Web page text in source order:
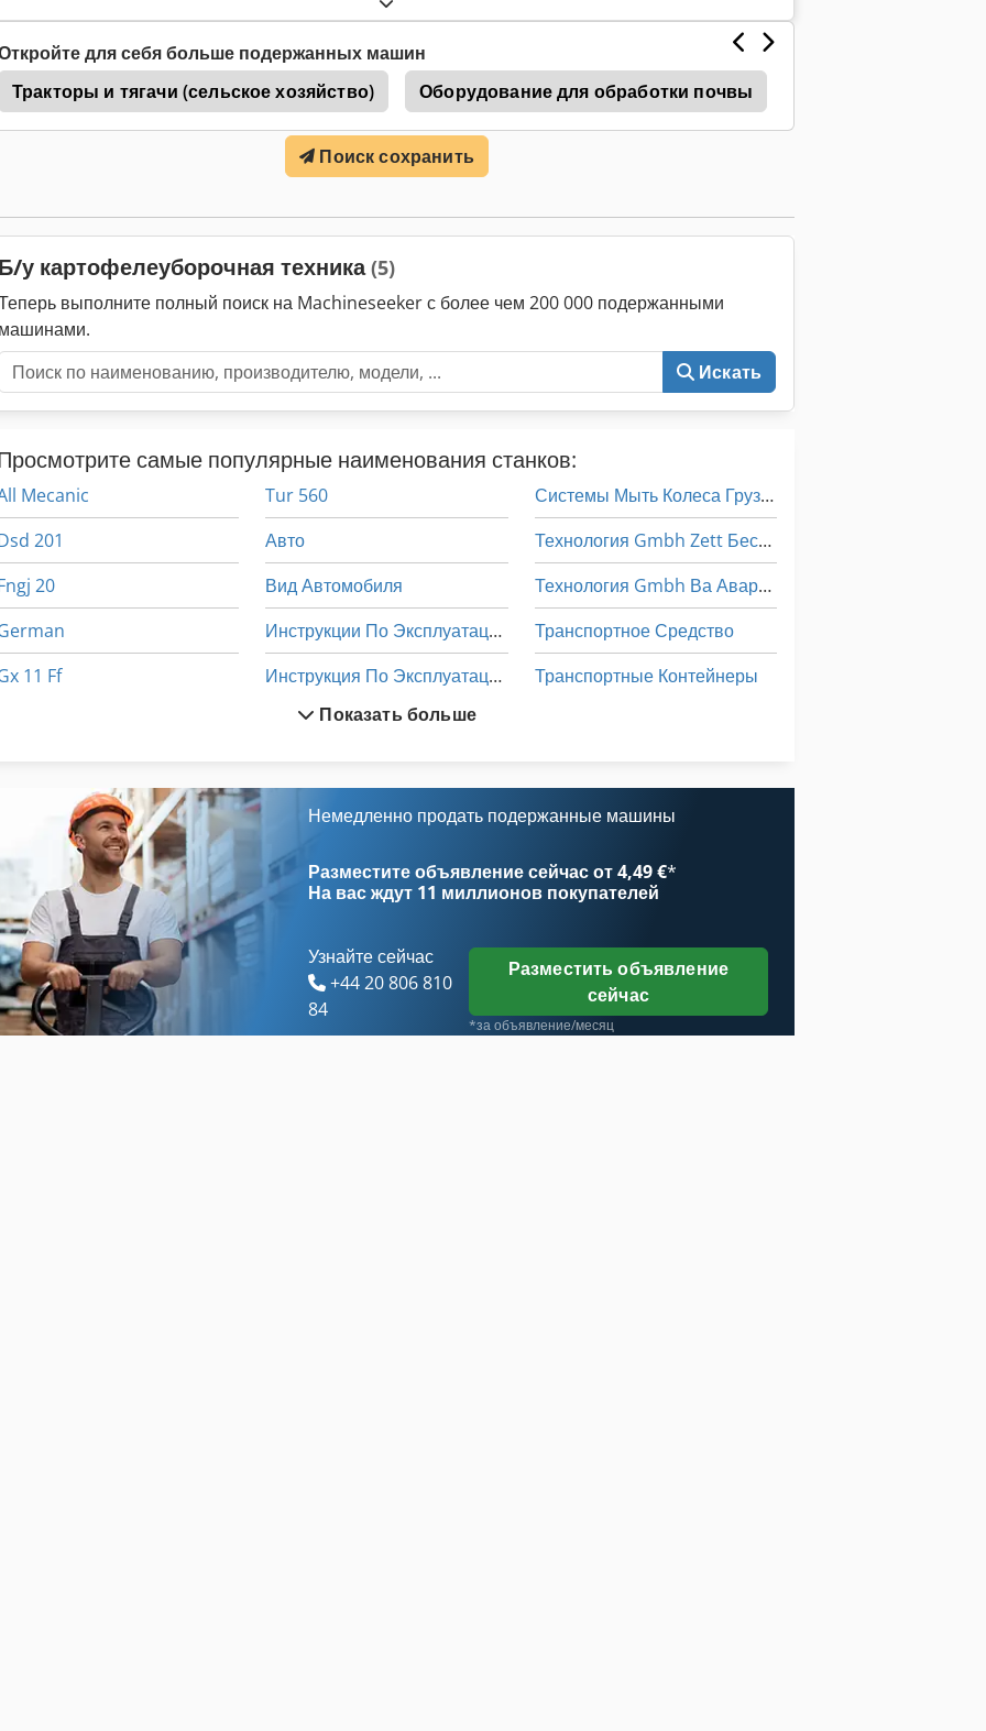
для себя больше подержанных машин
Тракторы и тягачи (сельское хозяйство)
Оборудование для обработки почвы
Поиск сохранить
Б/у картофелеуборочная техника(5)
выполните полный поиск на Machineseeker с более чем 200 000 подержанными
машинами.
Искать
самые популярные наименования станков:
Mecanic
201
20
11 Ff
International 434
Fngj 20
Tur 560
Авто
Вид Автомобиля
Инструкции По Эксплуатации
Инструкция По Эксплуатации
Конструкция Автомобилей
Подъемно Транспортное Оборудование
Системы Мыть Колеса Грузовика
Технология Gmbh Zett Беспорядок
Технология Gmbh Ва Аварийного Питания
Транспортное Средство
Транспортные Контейнеры
Показать больше
Немедленно продать подержанные машины
Разместите объявление сейчас от 4,49 €*
На вас ждут 11 миллионов покупателей
Узнайте сейчас
+44 20 806 810
84
Разместить объявление
сейчас
*за объявление/месяц